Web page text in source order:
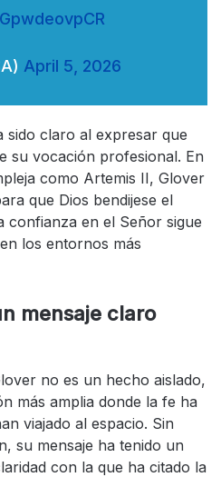
April 5, 2026
sido claro al expresar que
su vocación profesional. En
como Artemis II, Glover
que Dios bendijese el
confianza en el Señor sigue
los entornos más
mensaje claro
no es un hecho aislado,
más amplia donde la fe ha
viajado al espacio. Sin
su mensaje ha tenido un
con la que ha citado la